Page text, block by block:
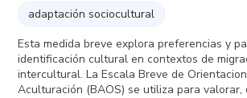
adaptación sociocultural
Esta medida breve explora preferencias y
identificación cultural en contextos de
intercultural. La Escala Breve de
Aculturación (BAOS) se utiliza para valorar,